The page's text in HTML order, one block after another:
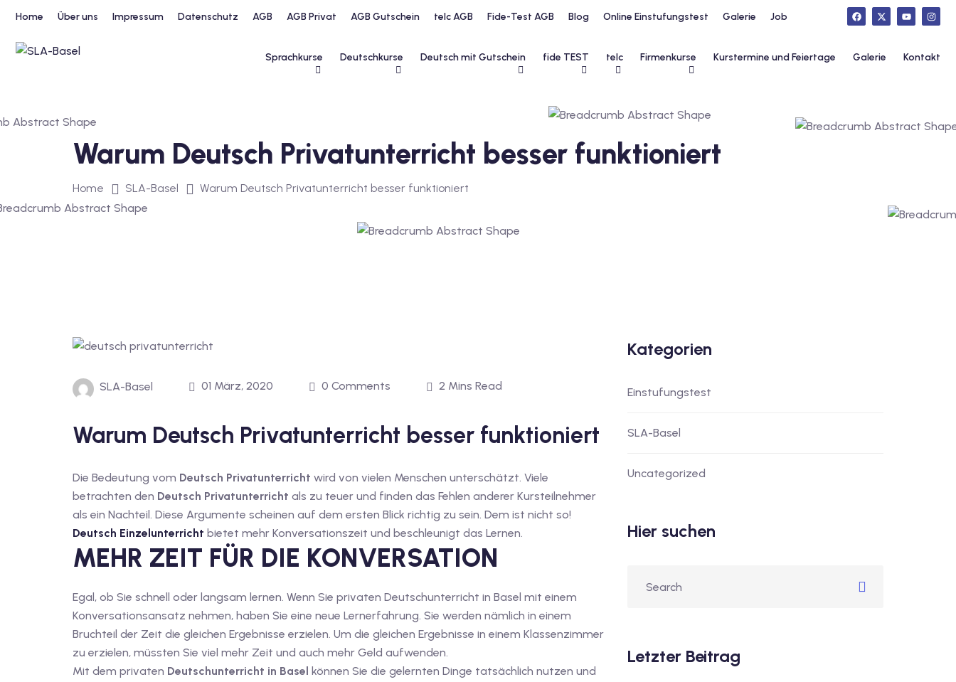
Home Über uns Impressum Datenschutz AGB AGB Privat AGB Gutschein telc AGB Fide-Test AGB Blog Online Einstufungstest Galerie Job
Sprachkurse Deutschkurse Deutsch mit Gutschein fide TEST telc Firmenkurse Kurstermine und Feiertage Galerie Kontakt
Warum Deutsch Privatunterricht besser funktioniert
Home SLA-Basel Warum Deutsch Privatunterricht besser funktioniert
SLA-Basel 01 März, 2020 0 Comments 2 Mins Read
Warum Deutsch Privatunterricht besser funktioniert
Die Bedeutung vom Deutsch Privatunterricht wird von vielen Menschen unterschätzt. Viele
betrachten den Deutsch Privatunterricht als zu teuer und finden das Fehlen anderer Kursteilnehmer
als ein Nachteil. Diese Argumente scheinen auf dem ersten Blick richtig zu sein. Dem ist nicht so!
Deutsch Einzelunterricht bietet mehr Konversationszeit und beschleunigt das Lernen.
MEHR ZEIT FÜR DIE KONVERSATION
Egal, ob Sie schnell oder langsam lernen. Wenn Sie privaten Deutschunterricht in Basel mit einem
Konversationsansatz nehmen, haben Sie eine neue Lernerfahrung. Sie werden nämlich in einem
Bruchteil der Zeit die gleichen Ergebnisse erzielen. Um die gleichen Ergebnisse in einem Klassenzimmer
zu erzielen, müssten Sie viel mehr Zeit und auch mehr Geld aufwenden.
Mit dem privaten Deutschunterricht in Basel können Sie die gelernten Dinge tatsächlich nutzen und
Kategorien
Einstufungstest
SLA-Basel
Uncategorized
Hier suchen
Letzter Beitrag